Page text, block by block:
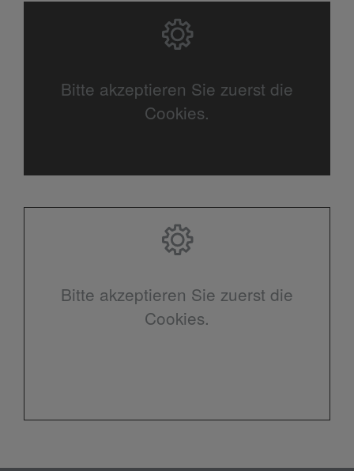
Bitte akzeptieren Sie zuerst die
Cookies.
Bitte akzeptieren Sie zuerst die
Cookies.